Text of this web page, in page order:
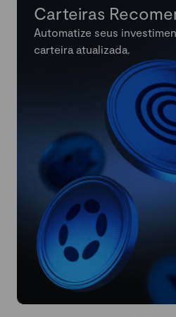
Carteiras
Automatize seus
carteira atualizada.